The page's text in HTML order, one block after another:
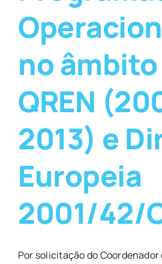
no
QREN
2013) e
Europeia
2001/42/
Por solicitação do